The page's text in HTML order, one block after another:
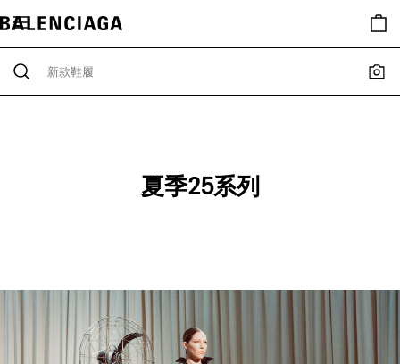
夏季25系列